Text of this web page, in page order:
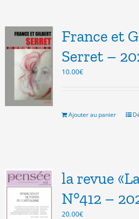
France et
Serret –
10.00€
Ajouter au panier
la revue
N°412 –
20.00€